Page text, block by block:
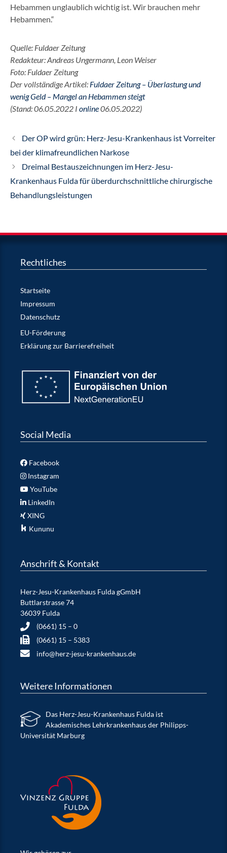
Hebammen unglaublich wichtig ist. Wir brauchen mehr
Hebammen.“
Quelle: Fuldaer Zeitung
Redakteur: Andreas Ungermann, Leon Weiser
Foto: Fuldaer Zeitung
Der vollständige Artikel: Fuldaer Zeitung – Überlastung und
wenig Geld – Mangel an Hebammen steigt
(Stand: 06.05.2022 I online06.05.2022)
Der OP wird grün: Herz-Jesu-Krankenhaus ist Vorreiter
bei der klimafreundlichen Narkose
Dreimal Bestauszeichnungen im Herz-Jesu-
Krankenhaus Fulda für überdurchschnittliche chirurgische
Behandlungsleistungen
Rechtliches
Startseite
Impressum
Datenschutz
EU-Förderung
Erklärung zur Barrierefreiheit
Social Media
Facebook
Instagram
YouTube
LinkedIn
XING
Kununu
Anschrift & Kontakt
Herz-Jesu-Krankenhaus Fulda gGmbH
Buttlarstrasse 74
36039 Fulda
(0661) 15 – 0
(0661) 15 – 5383
info@herz-jesu-krankenhaus.de
Weitere Informationen
Das Herz-Jesu-Krankenhaus Fulda ist
Akademisches Lehrkrankenhaus der Philipps-
Universität Marburg